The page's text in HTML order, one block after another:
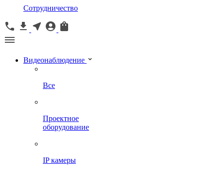
Сотрудничество
Видеонаблюдение
Все
Проектное
оборудование
IP камеры